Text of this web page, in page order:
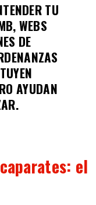
TU
, WEBS
DE
AYUDAN
el